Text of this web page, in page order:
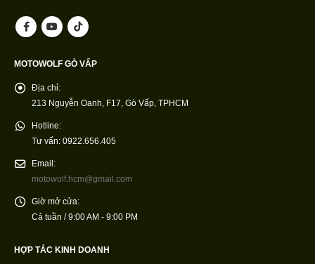
MOTOWOLF GÒ VẤP
Địa chỉ:
213 Nguyễn Oanh, F17, Gò Vấp, TPHCM
Hotline:
Tư vấn: 0922.656.405
Email:
motowolf.hcm@gmail.com
Giờ mở cửa:
Cả tuần / 9:00 AM - 9:00 PM
HỢP TÁC KINH DOANH